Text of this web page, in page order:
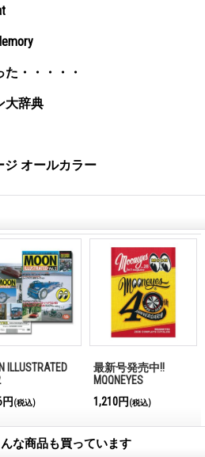
・・・・・
大辞典
ジ オールカラー
ILLUSTRATED
円 (税込)
最新号発売中!!
MQQNEYES
Magazine No.28 2026
1,210円 (税込)
な商品も買っています